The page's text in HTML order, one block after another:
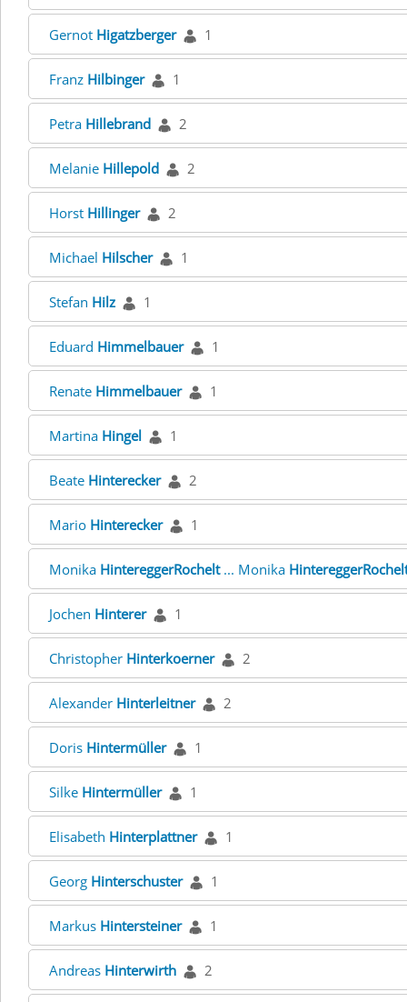
Gernot Higatzberger 1
Franz Hilbinger 1
Petra Hillebrand 2
Melanie Hillepold 2
Horst Hillinger 2
Michael Hilscher 1
Stefan Hilz 1
Eduard Himmelbauer 1
Renate Himmelbauer 1
Martina Hingel 1
Beate Hinterecker 2
Mario Hinterecker 1
Monika HintereggerRochelt... Monika
Jochen Hinterer 1
Christopher Hinterkoerner 2
Alexander Hinterleitner 2
Doris Hintermüller 1
Silke Hintermüller 1
Elisabeth Hinterplattner 1
Georg Hinterschuster 1
Markus Hintersteiner 1
Andreas Hinterwirth 2